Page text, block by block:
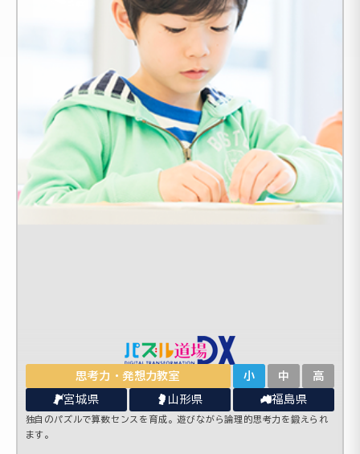
思考力・発想力教室 小 中 高
宮城県 山形県 福島県
独自のパズルで算数センスを育成。遊びながら論理的思考力を鍛えられ
ます。